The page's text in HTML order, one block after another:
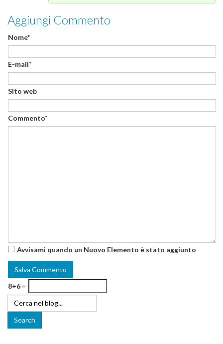
Aggiungi Commento
Nome*
E-mail*
Sito web
Commento*
Avvisami quando un Nuovo Elemento è stato aggiunto
8+6 =